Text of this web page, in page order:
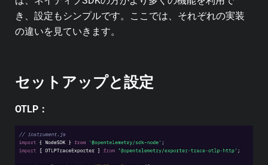
き、設定もシンプルです。ここでは、それぞれの実装
の違いを見ていきます。
セットアップと設定
OTLP：